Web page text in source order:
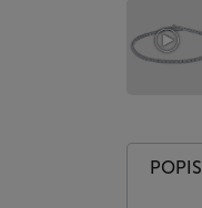
POPIS